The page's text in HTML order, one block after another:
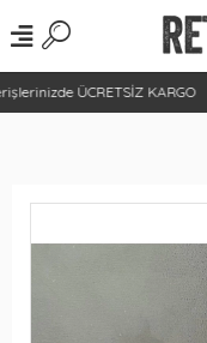
ÜCRETSİZ KARGO